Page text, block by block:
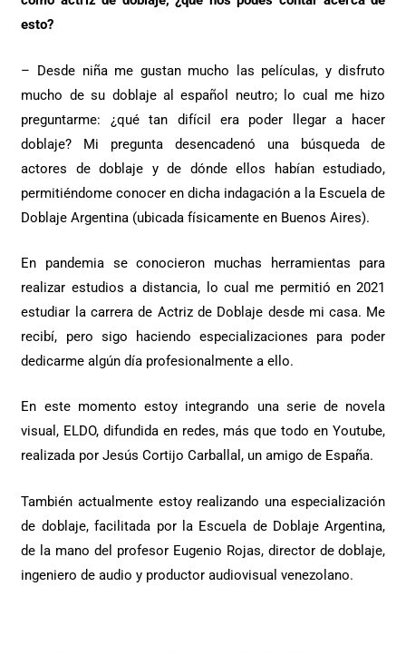
esto?
– Desde niña me gustan mucho las películas, y disfruto
mucho de su doblaje al español neutro; lo cual me hizo
preguntarme: ¿qué tan difícil era poder llegar a hacer
doblaje? Mi pregunta desencadenó una búsqueda de
actores de doblaje y de dónde ellos habían estudiado,
permitiéndome conocer en dicha indagación a la Escuela de
Doblaje Argentina (ubicada físicamente en Buenos Aires).
En pandemia se conocieron muchas herramientas para
realizar estudios a distancia, lo cual me permitió en 2021
estudiar la carrera de Actriz de Doblaje desde mi casa. Me
recibí, pero sigo haciendo especializaciones para poder
dedicarme algún día profesionalmente a ello.
En este momento estoy integrando una serie de novela
visual, ELDO, difundida en redes, más que todo en Youtube,
realizada por Jesús Cortijo Carballal, un amigo de España.
También actualmente estoy realizando una especialización
de doblaje, facilitada por la Escuela de Doblaje Argentina,
de la mano del profesor Eugenio Rojas, director de doblaje,
ingeniero de audio y productor audiovisual venezolano.